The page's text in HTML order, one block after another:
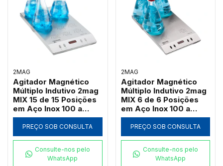
2MAG
Agitador Magnético
Múltiplo Indutivo 2mag
MIX 15 de 15 Posições
em Aço Inox 100 a
2000 RPM (Até
3000ml por Ponto)
PREÇO SOB CONSULTA
Consulte-nos pelo
WhatsApp
2MAG
Agitador Magnético
Múltiplo Indutivo 2mag
MIX 6 de 6 Posições
em Aço Inox 100 a
2000 RPM (Até
3000ml por Ponto)
PREÇO SOB CONSULTA
Consulte-nos pelo
WhatsApp